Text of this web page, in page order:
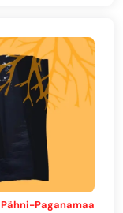
Pähni-Paganamaa